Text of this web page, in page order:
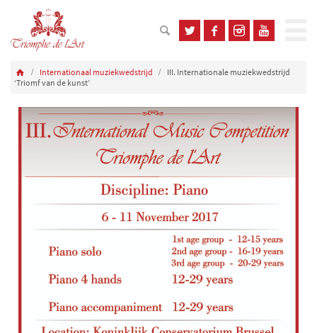
Internationaal muziekwedstrijd
III. Internationale muziekwedstrijd
‘Triomf van de kunst’